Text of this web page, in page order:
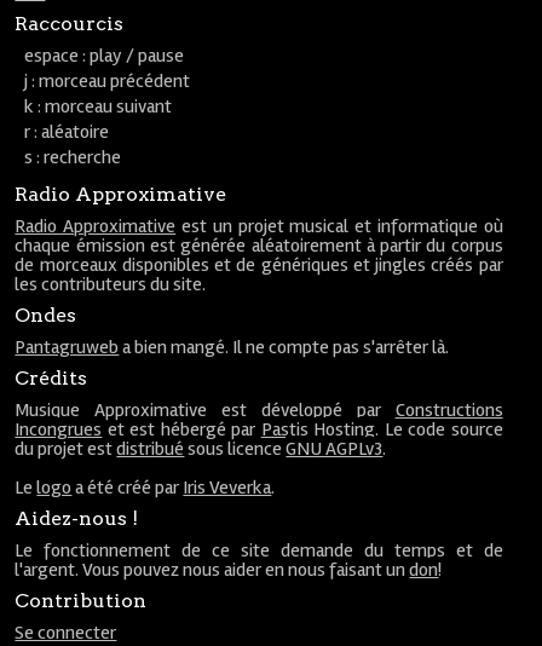
Raccourcis
espace : play / pause
j : morceau précédent
k : morceau suivant
r : aléatoire
s : recherche
Radio Approximative
Radio Approximative est un projet musical et informatique où
chaque émission est générée aléatoirement à partir du corpus
de morceaux disponibles et de génériques et jingles créés par
les contributeurs du site.
Ondes
Pantagruweb a bien mangé. Il ne compte pas s'arrêter là.
Crédits
Musique Approximative est développé par Constructions
Incongrues et est hébergé par Pastis Hosting. Le code source
du projet estdistribué sous licenceGNU AGPLv3.
Lelogo a été créé par Iris Veverka.
Aidez-nous !
Le fonctionnement de ce site demande du temps et de
l'argent. Vous pouvez nous aider en nous faisant undon!
Contribution
Se connecter